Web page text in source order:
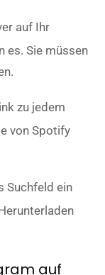
auf Ihr
es. Sie müssen
zu jedem
von Spotify
Suchfeld ein
auf